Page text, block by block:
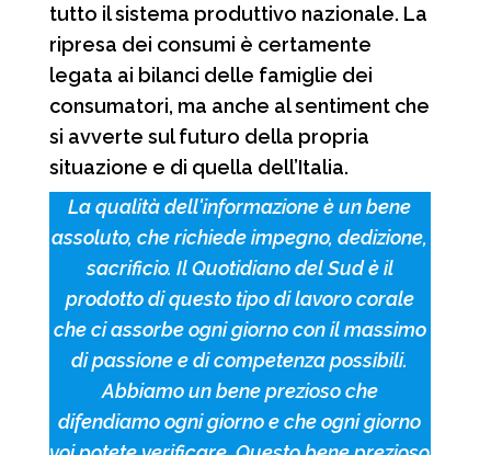
tutto il sistema produttivo nazionale. La
ripresa dei consumi è certamente
legata ai bilanci delle famiglie dei
consumatori, ma anche al sentiment che
si avverte sul futuro della propria
situazione e di quella dell’Italia.
La qualità dell'informazione è un bene
assoluto, che richiede impegno, dedizione,
sacrificio. Il Quotidiano del Sud è il
prodotto di questo tipo di lavoro corale
che ci assorbe ogni giorno con il massimo
di passione e di competenza possibili.
Abbiamo un bene prezioso che
difendiamo ogni giorno e che ogni giorno